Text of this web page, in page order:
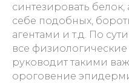
синтезировать
себе подобных,
агентами и т.д. По
все
руководит такими
ороговение